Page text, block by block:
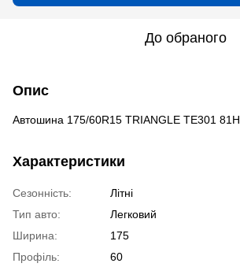
До обраного
Опис
Автошина 175/60R15 TRIANGLE TE301 81H
Характеристики
Сезонність:
Літні
Тип авто:
Легковий
Ширина:
175
Профіль:
60